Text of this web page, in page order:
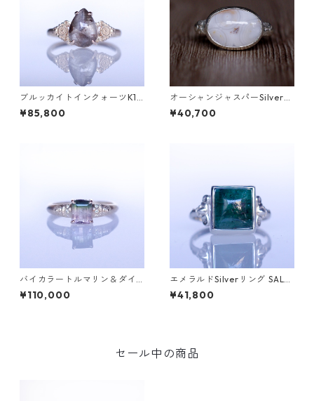
ブルッカイトインクォーツK10
リング MALWA (マルワ)[M24
4]
¥85,800
オーシャンジャスパーSilverリ
ング EPA(エパ）[E001]
¥40,700
バイカラートルマリン＆ダイ
ヤK10リング FATA(ファタ）[F
016]
¥110,000
エメラルドSilverリング SALG
A(サルガ）[S005]
¥41,800
セール中の商品